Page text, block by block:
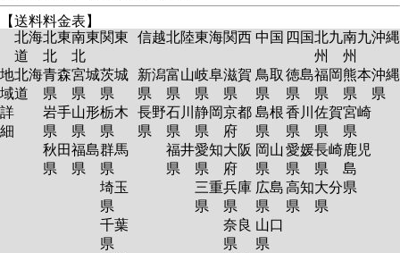
【送料料金表】
北海
道
北東
北
南東
北
関東 信越北陸東海関西 中国 四国北九
州
南九
州
沖縄
地
域
詳
細
北海
道
青森
県
岩手
県
秋田
県
宮城
県
山形
県
福島
県
茨城
県
栃木
県
群馬
県
埼玉
県
千葉
県
新潟
県
長野
県
富山
県
石川
県
福井
県
岐阜
県
静岡
県
愛知
県
三重
県
滋賀
県
京都
府
大阪
府
兵庫
県
奈良
県
鳥取
県
島根
県
岡山
県
広島
県
山口
県
徳島
県
香川
県
愛媛
県
高知
県
福岡
県
佐賀
県
長崎
県
大分
県
熊本
県
宮崎
県
鹿児
島
県
沖縄
県